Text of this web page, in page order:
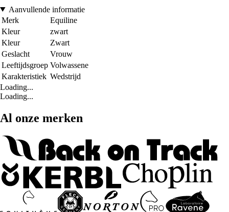
Aanvullende informatie
Merk
Equiline
Kleur
zwart
Kleur
Zwart
Geslacht
Vrouw
Leeftijdsgroep Volwassene
Karakteristiek Wedstrijd
Loading...
Loading...
Al onze merken